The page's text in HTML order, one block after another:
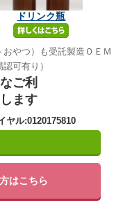
ドリンク瓶
やつ）も受託製造ＯＥＭ
可有り）
ご利
ます
ヤル:0120175810
はこちら